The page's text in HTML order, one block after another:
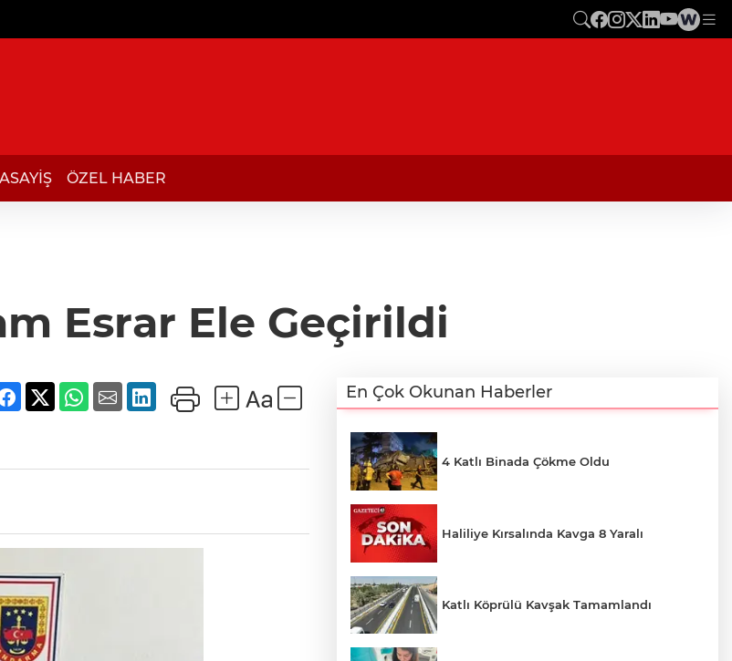
ASAYİŞ ÖZEL HABER
Esrar Ele Geçirildi
En Çok Okunan Haberler
4 Katlı Binada Çökme Oldu
Haliliye Kırsalında Kavga 8 Yaralı
Katlı Köprülü Kavşak Tamamlandı